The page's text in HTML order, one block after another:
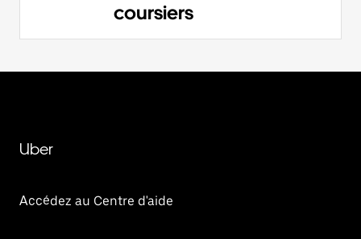
coursiers
Uber
Accédez au Centre d'aide